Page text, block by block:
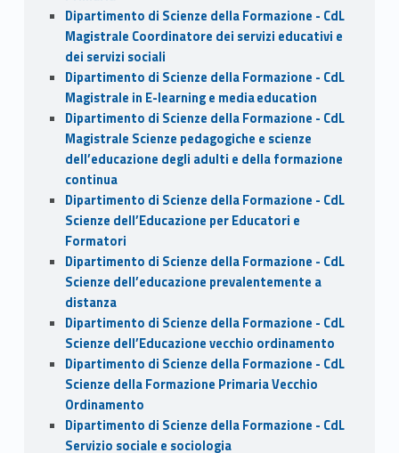
Dipartimento di Scienze della Formazione - CdL
Magistrale Coordinatore dei servizi educativi e
dei servizi sociali
Dipartimento di Scienze della Formazione - CdL
Magistrale in E-learning e media education
Dipartimento di Scienze della Formazione - CdL
Magistrale Scienze pedagogiche e scienze
dell’educazione degli adulti e della formazione
continua
Dipartimento di Scienze della Formazione - CdL
Scienze dell’Educazione per Educatori e
Formatori
Dipartimento di Scienze della Formazione - CdL
Scienze dell’educazione prevalentemente a
distanza
Dipartimento di Scienze della Formazione - CdL
Scienze dell’Educazione vecchio ordinamento
Dipartimento di Scienze della Formazione - CdL
Scienze della Formazione Primaria Vecchio
Ordinamento
Dipartimento di Scienze della Formazione - CdL
Servizio sociale e sociologia